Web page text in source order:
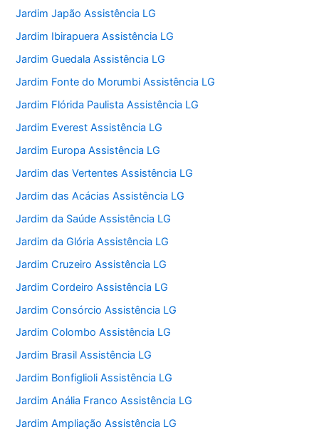
Jardim Japão Assistência LG
Jardim Ibirapuera Assistência LG
Jardim Guedala Assistência LG
Jardim Fonte do Morumbi Assistência LG
Jardim Flórida Paulista Assistência LG
Jardim Everest Assistência LG
Jardim Europa Assistência LG
Jardim das Vertentes Assistência LG
Jardim das Acácias Assistência LG
Jardim da Saúde Assistência LG
Jardim da Glória Assistência LG
Jardim Cruzeiro Assistência LG
Jardim Cordeiro Assistência LG
Jardim Consórcio Assistência LG
Jardim Colombo Assistência LG
Jardim Brasil Assistência LG
Jardim Bonfiglioli Assistência LG
Jardim Anália Franco Assistência LG
Jardim Ampliação Assistência LG